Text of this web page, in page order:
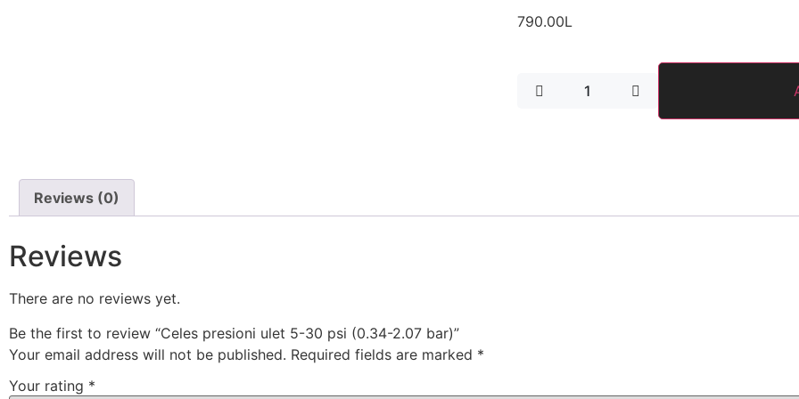
790.00L
Reviews (0)
Reviews
There are no reviews yet.
Be the first to review “Celes presioni ulet 5-30 psi (0.34-2.07 bar)”
Your email address will not be published. Required fields are marked *
Your rating *